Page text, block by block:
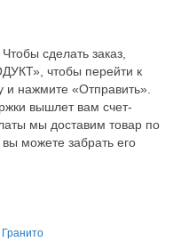
сделать заказ,
чтобы перейти к
нажмите «Отправить».
вышлет вам счет-
мы доставим товар по
можете забрать его